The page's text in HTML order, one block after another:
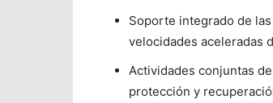
Soporte integrado de
velocidades aceleradas
Actividades conjuntas
protección y